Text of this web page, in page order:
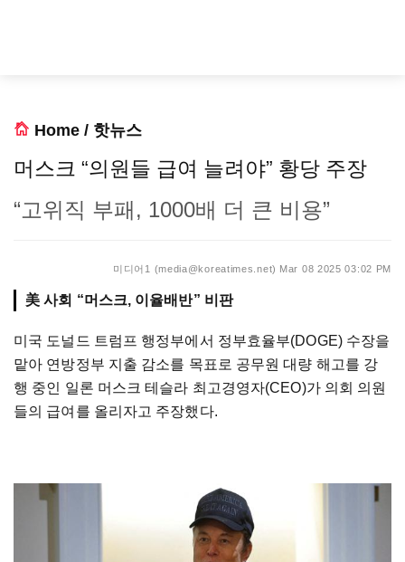
Home / 핫뉴스
머스크 “의원들 급여 늘려야” 황당 주장
“고위직 부패, 1000배 더 큰 비용”
미디어1 (media@koreatimes.net) Mar 08 2025 03:02 PM
美 사회 “머스크, 이율배반” 비판
미국 도널드 트럼프 행정부에서 정부효율부(DOGE) 수장을
맡아 연방정부 지출 감소를 목표로 공무원 대량 해고를 강
행 중인 일론 머스크 테슬라 최고경영자(CEO)가 의회 의원
들의 급여를 올리자고 주장했다.